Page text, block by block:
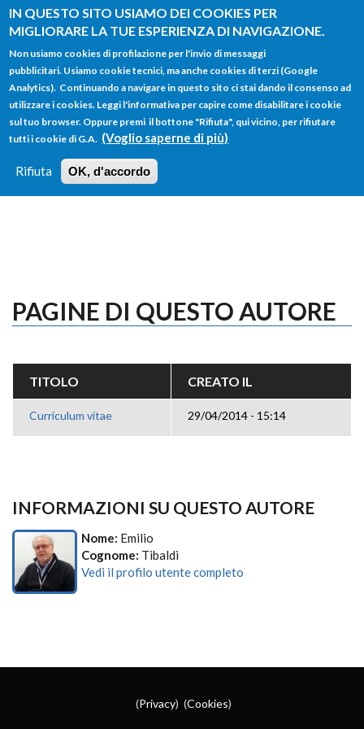
IN QUESTO SITO USIAMO DEI COOKIES PER
MIGLIORARE LA TUE ESPERIENZA DI NAVIGAZIONE.
Non usiamo cookies di profilazione per l'invio di messaggi
pubblicitari. Usiamo cookie tecnici, ma anche cookies di terzi (Google
Analytics). Continuando a navigare in questo sito ci stai dando il consenso ad
utilizzare i cookies. Leggi l'informativa per capire come disabilitare i cookie
sul tuo browser. Oppure premi il bottone "Rifiuta", qui vicino, per rifiutare
tutti i cookie di G.A. (Voglio saperne di più)
Rifiuta OK, d'accordo
Salta al contenuto principale
FORM
DI
RICERCA
Main menu
HOME TUTTI I PROFILI
LOGIN
PAGINE DI QUESTO AUTORE
TITOLO CREATO IL
Curriculum vitae 29/04/2014 - 15:14
INFORMAZIONI SU QUESTO AUTORE
Nome: Emilio
Cognome: Tibaldi
Vedi il profilo utente completo
(Privacy) (Cookies)